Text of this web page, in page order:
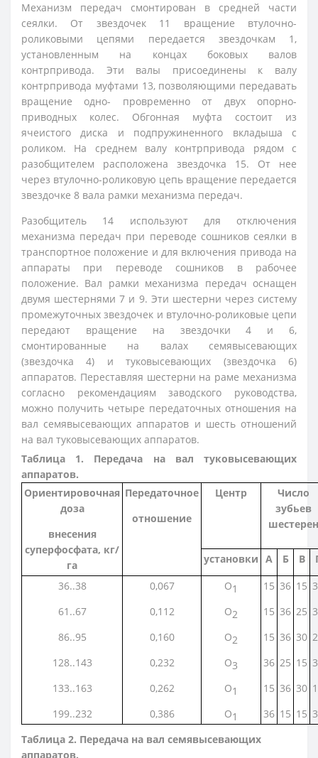
Механизм передач смонтирован в средней части
сеялки. От звездочек 11 вращение втулочно-
роликовыми цепями передается звездочкам 1,
установленным на концах боковых валов
контрпривода. Эти валы присоединены к валу
контрпривода муфтами 13, позволяющими передавать
вращение одно- провременно от двух опорно-
приводных колес. Обгонная муфта состоит из
ячеистого диска и подпружиненного вкладыша с
роликом. На среднем валу контрпривода рядом с
разобщителем расположена звездочка 15. От нее
через втулочно-роликовую цепь вращение передается
звездочке 8 вала рамки механизма передач.
Разобщитель 14 используют для отключения
механизма передач при переводе сошников сеялки в
транспортное положение и для включения привода на
аппараты при переводе сошников в рабочее
положение. Вал рамки механизма передач оснащен
двумя шестернями 7 и 9. Эти шестерни через систему
промежуточных звездочек и втулочно-роликовые цепи
передают вращение на звездочки 4 и 6,
смонтированные на валах семявысевающих
(звездочка 4) и туковысевающих (звездочка 6)
аппаратов. Переставляя шестерни на раме механизма
согласно рекомендациям заводского руководства,
можно получить четыре передаточных отношения на
вал семявысевающих аппаратов и шесть отношений
на вал туковысевающих аппаратов.
Таблица 1. Передача на вал туковысевающих
аппаратов.
Ориентировочная
доза
внесения
суперфосфата, кг/
га
Передаточное
отношение
Центр
Число
зубьев
шестерен
установки А Б В
36..38
61..67
86..95
128..143
133..163
199..232
0,067
0,112
0,160
0,232
0,262
0,386
О1
О2
О2
О3
О1
О1
15
15
15
36
15
36
36
36
36
25
36
15
15
25
30
15
30
15
Таблица 2. Передача на вал семявысевающих
аппаратов.